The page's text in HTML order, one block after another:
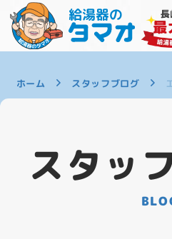
ホーム スタッフブログ
スタッ